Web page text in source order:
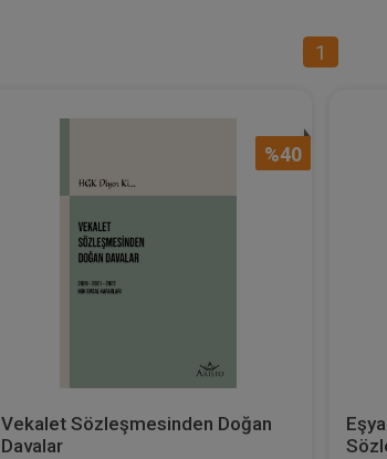
1
%40
Vekalet Sözleşmesinden Doğan
Davalar